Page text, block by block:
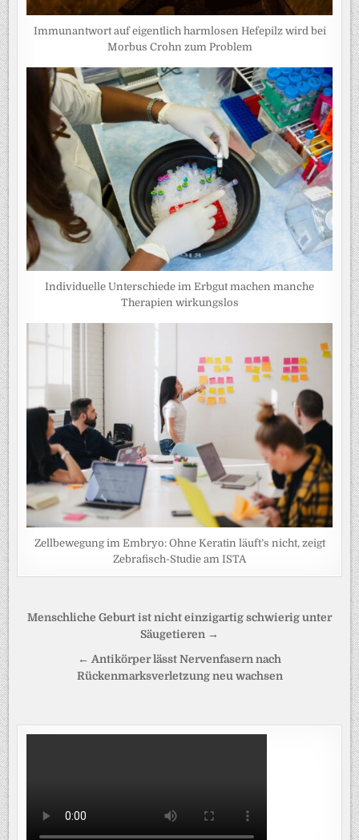
Immunantwort auf eigentlich harmlosen Hefepilz wird bei
Morbus Crohn zum Problem
Individuelle Unterschiede im Erbgut machen manche
Therapien wirkungslos
Zellbewegung im Embryo: Ohne Keratin läuft’s nicht, zeigt
Zebrafisch-Studie am ISTA
Beitragsnavigation
Menschliche Geburt ist nicht einzigartig schwierig unter
Säugetieren →
← Antikörper lässt Nervenfasern nach
Rückenmarksverletzung neu wachsen